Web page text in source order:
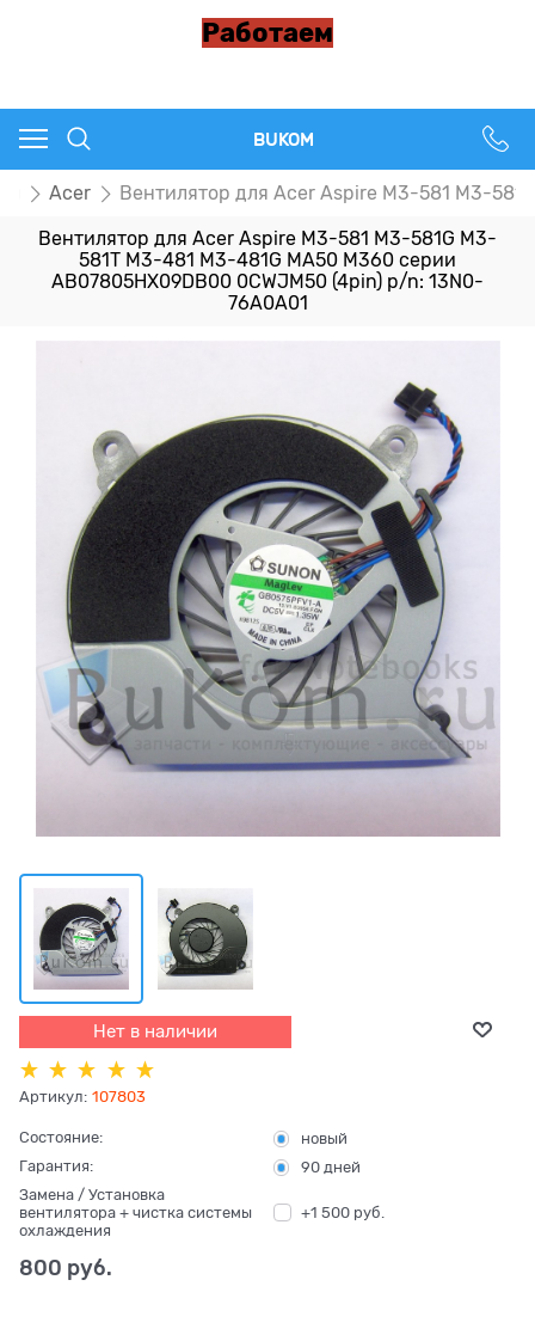
Работаем
BUKOM
Acer Вентилятор для Acer Aspire M3-581 M3-
Вентилятор для Acer Aspire M3-581 M3-581G M3-
581T M3-481 M3-481G MA50 M360 серии
AB07805HX09DB00 0CWJM50 (4pin) p/n: 13N0-
76A0A01
Нет в наличии
Артикул: 107803
Состояние:
новый
Гарантия:
90 дней
Замена / Установка
вентилятора + чистка системы
охлаждения
+1 500 руб.
800 руб.